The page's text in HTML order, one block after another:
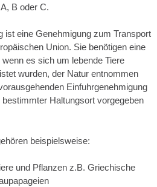
B oder C.
ist eine Genehmigung zum Transport
Union. Sie benötigen eine
es sich um lebende Tiere
wurden, der Natur entnommen
Einfuhrgenehmigung
Haltungsort vorgegeben
beispielsweise:
und Pflanzen z.B. Griechische